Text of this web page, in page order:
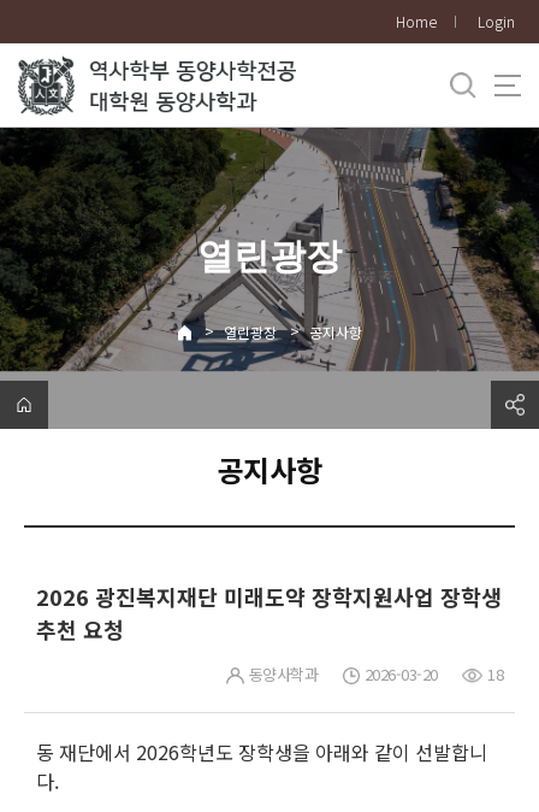
로
메
뉴
Home Login
열린광장
> 열린광장 > 공지사항
공지사항
2026 광진복지재단 미래도약 장학지원사업 장학생
추천 요청
동양사학과 2026-03-20 18
동 재단에서 2026학년도 장학생을 아래와 같이 선발합니
다.